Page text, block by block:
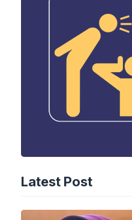
Latest Post